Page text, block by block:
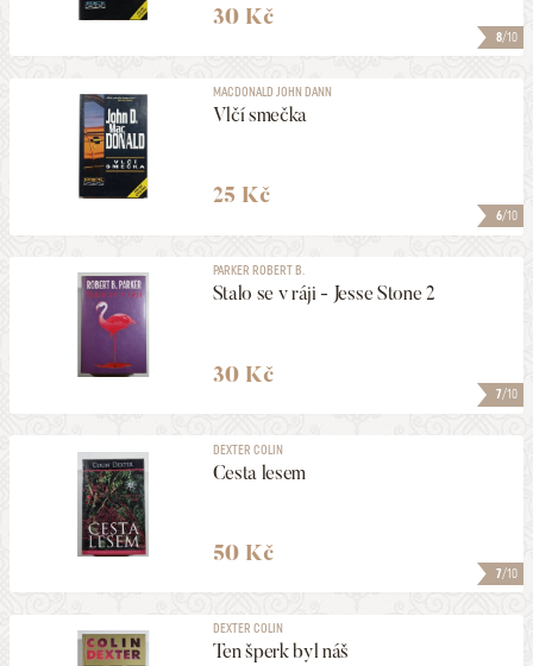
8/10
30 Kč
6/10
MACDONALD JOHN DANN
Vlčí smečka
25 Kč
7/10
PARKER ROBERT B.
Stalo se v ráji - Jesse Stone 2
30 Kč
7/10
DEXTER COLIN
Cesta lesem
50 Kč
DEXTER COLIN
Ten šperk byl náš